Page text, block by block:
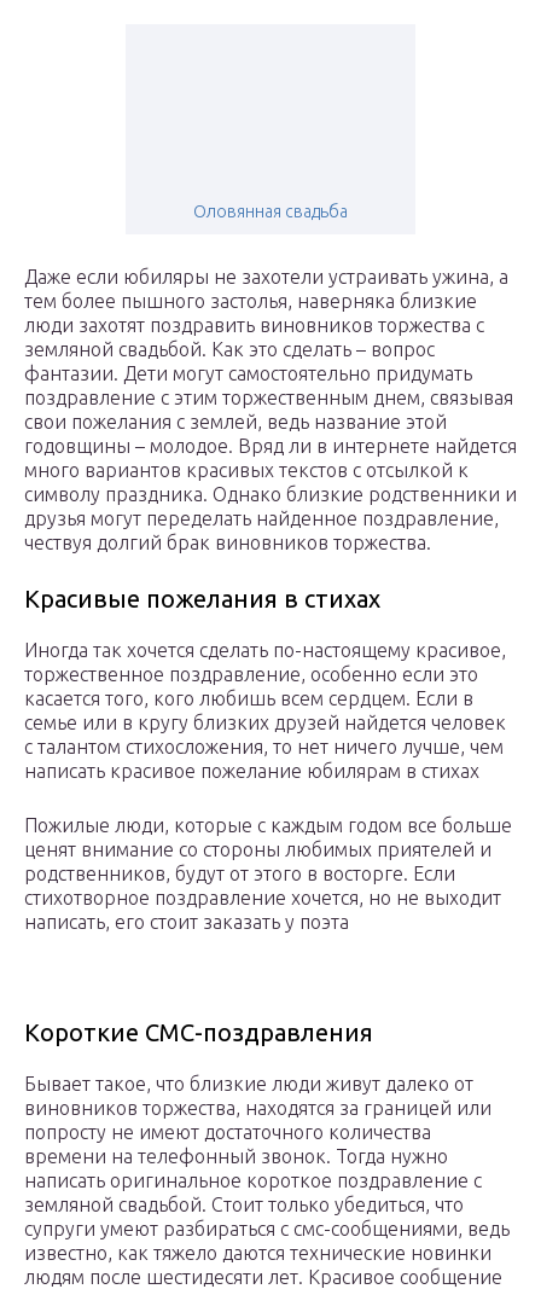
Оловянная свадьба
Даже если юбиляры не захотели устраивать ужина, а
тем более пышного застолья, наверняка близкие
люди захотят поздравить виновников торжества с
земляной свадьбой. Как это сделать – вопрос
фантазии. Дети могут самостоятельно придумать
поздравление с этим торжественным днем, связывая
свои пожелания с землей, ведь название этой
годовщины – молодое. Вряд ли в интернете найдется
много вариантов красивых текстов с отсылкой к
символу праздника. Однако близкие родственники и
друзья могут переделать найденное поздравление,
чествуя долгий брак виновников торжества.
Красивые пожелания в стихах
Иногда так хочется сделать по-настоящему красивое,
торжественное поздравление, особенно если это
касается того, кого любишь всем сердцем. Если в
семье или в кругу близких друзей найдется человек
с талантом стихосложения, то нет ничего лучше, чем
написать красивое пожелание юбилярам в стихах
Пожилые люди, которые с каждым годом все больше
ценят внимание со стороны любимых приятелей и
родственников, будут от этого в восторге. Если
стихотворное поздравление хочется, но не выходит
написать, его стоит заказать у поэта
Короткие СМС-поздравления
Бывает такое, что близкие люди живут далеко от
виновников торжества, находятся за границей или
попросту не имеют достаточного количества
времени на телефонный звонок. Тогда нужно
написать оригинальное короткое поздравление с
земляной свадьбой. Стоит только убедиться, что
супруги умеют разбираться с смс-сообщениями, ведь
известно, как тяжело даются технические новинки
людям после шестидесяти лет. Красивое сообщение